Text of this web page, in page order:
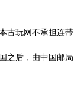
古玩网不承担连带
之后，由中国邮局